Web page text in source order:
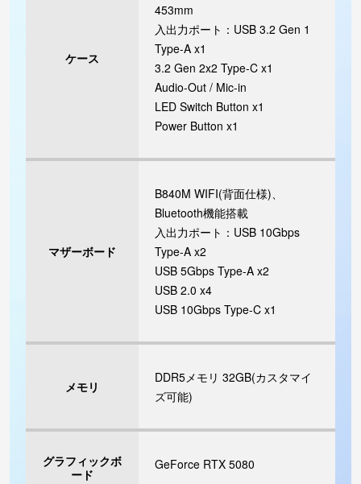
ケース
453mm
入出力ポート：USB 3.2 Gen 1
Type-A x1
3.2 Gen 2x2 Type-C x1
Audio-Out / Mic-in
LED Switch Button x1
Power Button x1
マザーボード
B840M WIFI(背面仕様)、
Bluetooth機能搭載
入出力ポート：USB 10Gbps
Type-A x2
USB 5Gbps Type-A x2
USB 2.0 x4
USB 10Gbps Type-C x1
メモリ
DDR5メモリ 32GB(カスタマイ
ズ可能)
グラフィックボ
ード
GeForce RTX 5080